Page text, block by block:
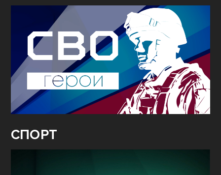
СПОРТ